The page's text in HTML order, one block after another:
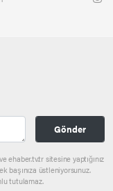
Gönder
ehaber.tv.tr sitesine yaptığınız
başınıza üstleniyorsunuz.
tutulamaz.